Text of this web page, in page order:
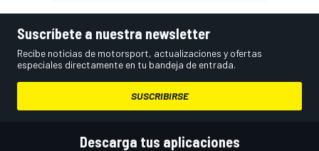
Suscríbete a nuestra newsletter
Recibe noticias de motorsport, actualizaciones y ofertas
especiales directamente en tu bandeja de entrada.
SUSCRIBIRSE
Descarga tus aplicaciones